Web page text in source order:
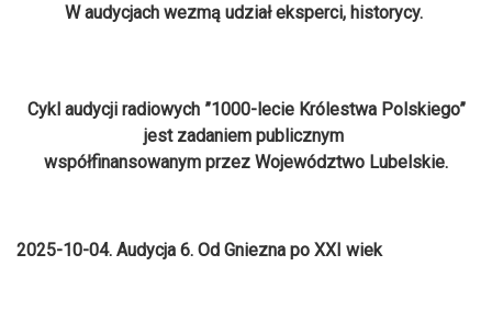
W audycjach wezmą udział eksperci, historycy.
Cykl audycji radiowych ”1000-lecie Królestwa Polskiego”
jest zadaniem publicznym
współfinansowanym przez Województwo Lubelskie.
2025-10-04. Audycja 6. Od Gniezna po XXI wiek